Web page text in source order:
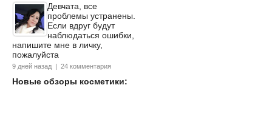
Девчата, все
проблемы устранены.
Если вдруг будут
наблюдаться ошибки,
напишите мне в личку,
пожалуйста
9 дней назад | 24 комментария
Новые обзоры косметики: